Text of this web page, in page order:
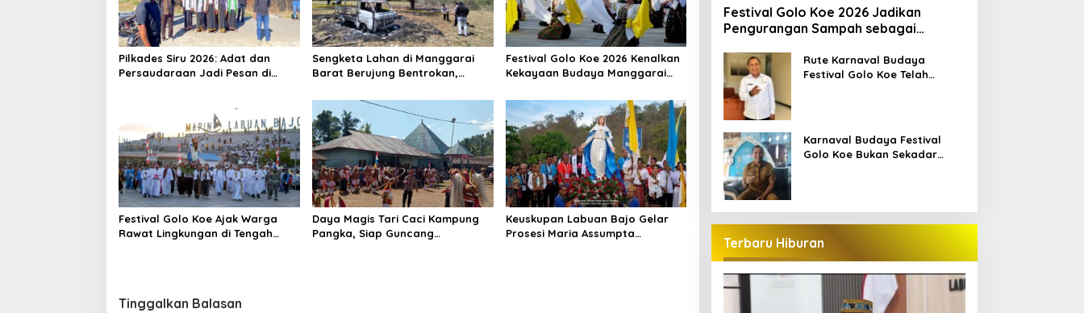
Pilkades Siru 2026: Adat dan
Persaudaraan Jadi Pesan di
Sengketa Lahan di Manggarai
Barat Berujung Bentrokan,
Festival Golo Koe 2026 Kenalkan
Kekayaan Budaya Manggarai
Festival Golo Koe Ajak Warga
Rawat Lingkungan di Tengah
Daya Magis Tari Caci Kampung
Pangka, Siap Guncang
Keuskupan Labuan Bajo Gelar
Prosesi Maria Assumpta
Tinggalkan Balasan
Festival Golo Koe 2026 Jadikan
Pengurangan Sampah sebagai
Bajo
Rute Karnaval Budaya
Festival Golo Koe Telah
Karnaval Budaya Festival
Golo Koe Bukan Sekadar
Terbaru Hiburan